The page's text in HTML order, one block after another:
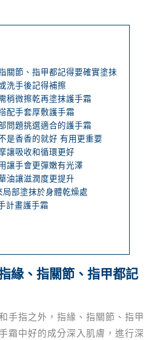
關節、指甲都記得要確實塗抹
洗手後記得補擦
稍微擦乾再塗抹護手霜
配手套厚敷護手霜
問題挑選適合的護手霜
是香香的就好 有用更重要
讓吸收和循環更好
讓手會更彈嫩有光澤
油讓滋潤度更提升
部塗抹於身體乾燥處
計畫護手霜
緣、指關節、指甲都記
手指之外，指緣、指關節、指甲
霜中好的成分深入肌膚，進行深